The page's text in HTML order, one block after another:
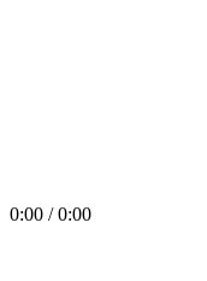
0:00 / 0:00